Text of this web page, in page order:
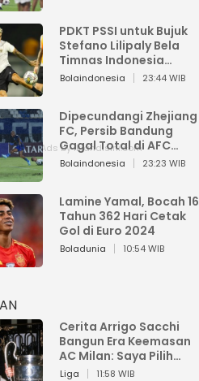
PDKT PSSI untuk Bujuk
Stefano Lilipaly Bela
Timnas Indonesia
Berakhir Berantakan
Bolaindonesia 23:44 WIB
Dipecundangi Zhejiang
FC, Persib Bandung
Gagal Total di AFC
Champions League Two
Bolaindonesia 23:23 WIB
Lamine Yamal, Bocah 16
Tahun 362 Hari Cetak
Gol di Euro 2024
Boladunia 10:54 WIB
Cerita Arrigo Sacchi
Bangun Era Keemasan
AC Milan: Saya Pilih
Pemain dari Isi Otaknya
Liga 11:58 WIB